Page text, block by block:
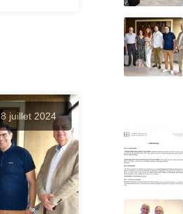
8 juillet 2024